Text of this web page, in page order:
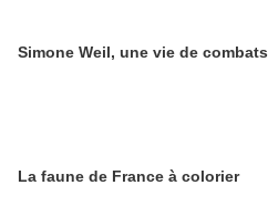
Simone Weil, une vie de combats
La faune de France à colorier